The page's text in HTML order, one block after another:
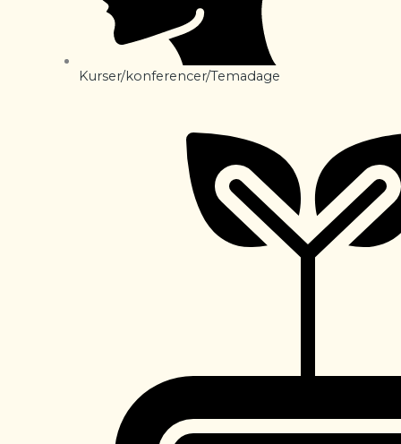
Kurser/konferencer/Temadage